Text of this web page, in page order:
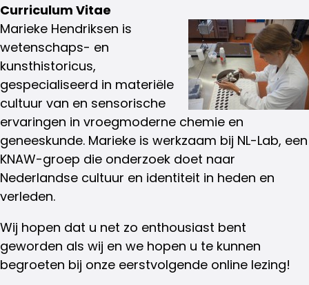
Curriculum Vitae
Marieke Hendriksen is
wetenschaps- en
kunsthistoricus,
gespecialiseerd in materiële
cultuur van en sensorische
ervaringen in vroegmoderne chemie en
geneeskunde. Marieke is werkzaam bij NL-Lab, een
KNAW-groep die onderzoek doet naar
Nederlandse cultuur en identiteit in heden en
verleden.
Wij hopen dat u net zo enthousiast bent
geworden als wij en we hopen u te kunnen
begroeten bij onze eerstvolgende online lezing!